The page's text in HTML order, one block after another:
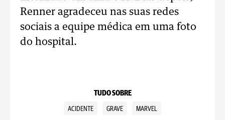
Renner agradeceu nas suas redes
sociais a equipe médica em uma foto
do hospital.
TUDO SOBRE
ACIDENTE GRAVE MARVEL